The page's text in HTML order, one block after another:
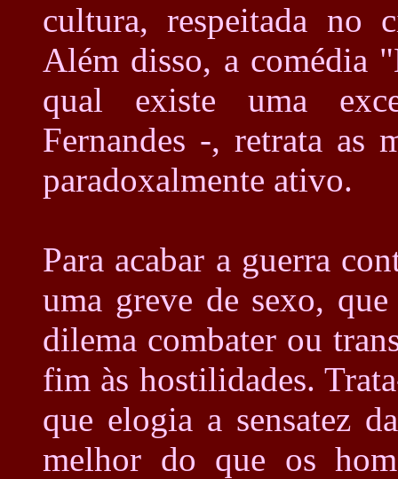
cultura, respeitada no
Além disso, a comédia
qual existe uma
Fernandes -, retrata as
paradoxalmente ativo.
Para acabar a guerra
uma greve de sexo,
dilema combater ou
fim às hostilidades.
que elogia a sensatez
melhor do que os